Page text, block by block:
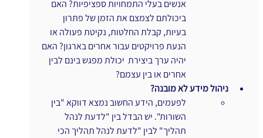
אנשים בעלי התמחויות ספציפיות? האם
ביכולתם לצמצם את הזמן של פתרון
בעיות, קבלת החלטות, נקיטת פעולה או
הנעת פרויקטים עבור אחרים בארגון? האם
יהיה ערך ביצירת  יכולת מפגש בינם לבין
אחרים או בין עצמם?
ניהול מידע לא מובנה?
לפעמים, הידע החשוב נמצא דווקא "בין
השורות". יש הבדל בין "לדעת לנהל
תהליך" לבין "לדעת לנהל תהליך הכי